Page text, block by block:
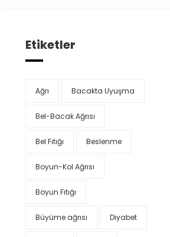
Etiketler
Ağrı Bacakta Uyuşma
Bel-Bacak Ağrısı
Bel Fıtığı Beslenme
Boyun-Kol Ağrısı
Boyun Fıtığı
Büyüme ağrısı Diyabet